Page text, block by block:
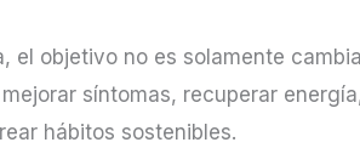
el objetivo no es solamente
síntomas, recuperar
hábitos sostenibles.